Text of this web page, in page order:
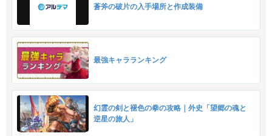
蒼斧の破片の入手場所と作成装備
最強キャラランキング
幻霊の剣と褪色の拳の攻略｜外史「望郷の魂と
逆星の旅人」